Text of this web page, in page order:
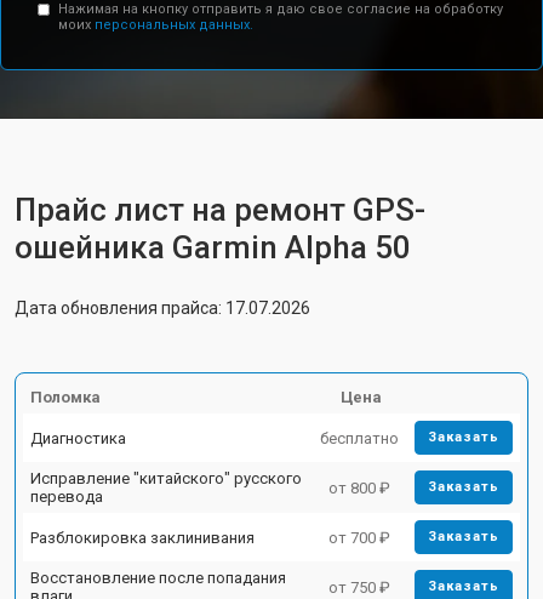
Нажимая на кнопку отправить я даю свое согласие на обработку
моих персональных данных.
Прайс лист на ремонт GPS-
ошейника Garmin Alpha 50
Дата обновления прайса: 17.07.2026
Поломка Цена
Диагностика бесплатно Заказать
Исправление "китайского" русского
перевода
от 800 ₽ Заказать
Разблокировка заклинивания от 700 ₽ Заказать
Восстановление после попадания
от 750 ₽ Заказать